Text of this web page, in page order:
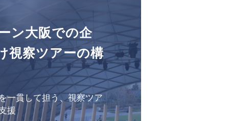
SPSの歴史
ン大阪での企
視察ツアーの構
一貫して担う、視察ツア
援